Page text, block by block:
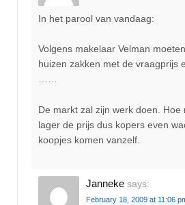
In het parool van vandaag:
Volgens makelaar Velman
huizen zakken met de vraagprijs
……
De markt zal zijn werk doen. Hoe
lager de prijs dus kopers even
koopjes komen vanzelf.
Janneke says:
February 18, 2009 at 11:06